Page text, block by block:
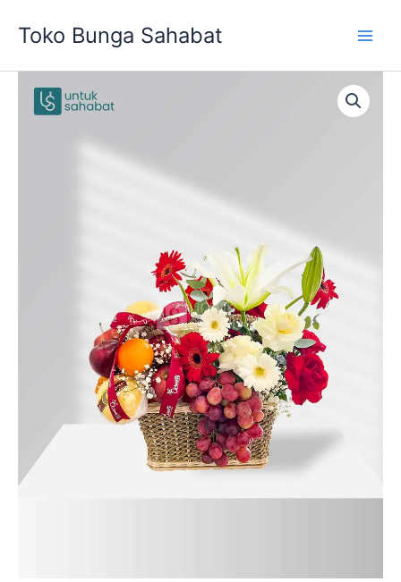
Toko Bunga Sahabat